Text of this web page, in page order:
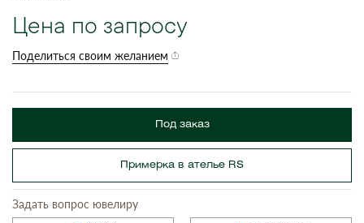
Цена по запросу
Поделиться своим желанием
Под заказ
Примерка в ателье RS
Задать вопрос ювелиру